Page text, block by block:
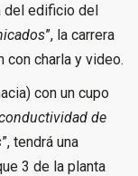
del edificio del
”, la carrera
con charla y video.
con un cupo
de
”, tendrá una
3 de la planta